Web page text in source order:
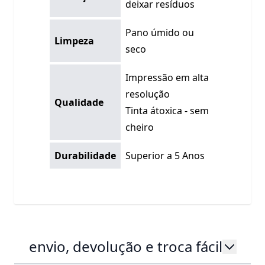
deixar resíduos
Limpeza
Pano úmido ou
seco
Qualidade
Impressão em alta
resolução
Tinta átoxica - sem
cheiro
Durabilidade Superior a 5 Anos
envio, devolução e troca fácil